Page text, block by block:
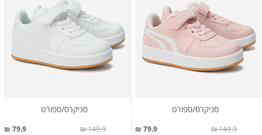
סניקרס/ספורט
79.9 ₪ 149.9 ₪
סניקרס/ספורט
79.9 ₪ 149.9 ₪